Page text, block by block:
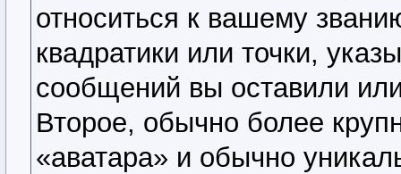
относиться к вашему
квадратики или точки,
сообщений вы оставили
Второе, обычно более
«аватара» и обычно